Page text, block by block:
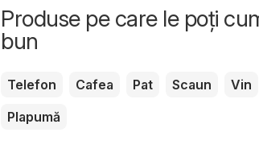
Produse pe care le poți
bun
Telefon Cafea Pat Scaun Vin
Plapumă